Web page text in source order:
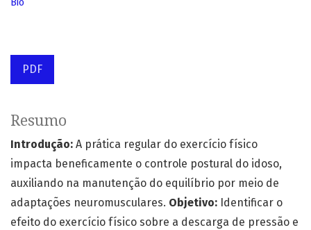
Bio
PDF
Resumo
Introdução: A prática regular do exercício físico
impacta beneficamente o controle postural do idoso,
auxiliando na manutenção do equilíbrio por meio de
adaptações neuromusculares. Objetivo: Identificar o
efeito do exercício físico sobre a descarga de pressão e